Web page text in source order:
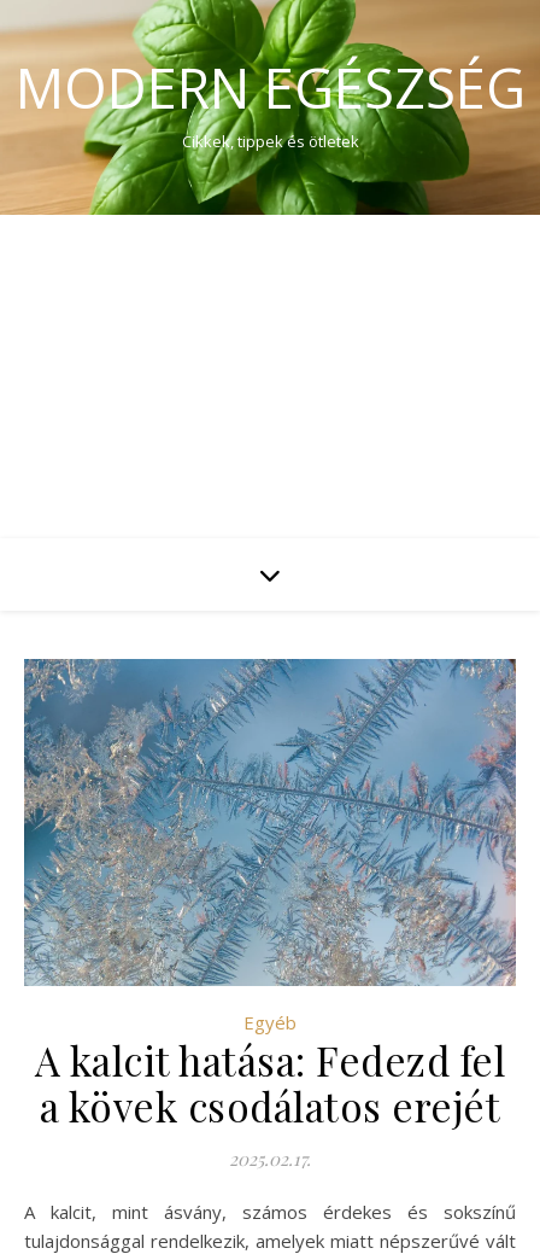
MODERN EGÉSZSÉG
Cikkek, tippek és ötletek
Egyéb
A kalcit hatása: Fedezd fel
a kövek csodálatos erejét
2025.02.17.
A kalcit, mint ásvány, számos érdekes és sokszínű
tulajdonsággal rendelkezik, amelyek miatt népszerűvé vált